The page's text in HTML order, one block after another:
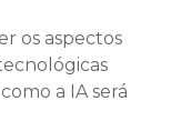
os aspectos
a IA será